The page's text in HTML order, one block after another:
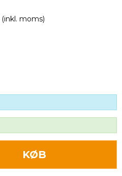
(inkl. moms)
KØB